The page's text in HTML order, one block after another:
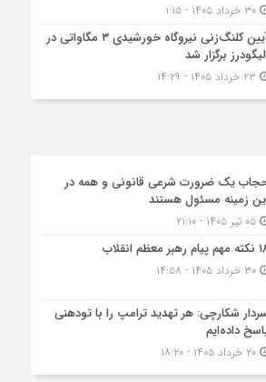
۳۰ خرداد ۱۴۰۵ - ۱:۱۵
آیین کلنگ‌زنی نیروگاه خورشیدی ۳ مگاواتی در
برگزار شد
یک ضرورت شرعی قانونی و همه در
زمینه مسئول هستند
۰۵ تیر ۱۴۰۵ - ۲۱:۱۰
معظم انقلاب
۳۰ خرداد ۱۴۰۵ - ۱۴:۵۸
شکارچی: هر تهدید ترامپ را با تودهنی
داده‌ایم
۲۰ خرداد ۱۴۰۵ - ۱۸:۲۰